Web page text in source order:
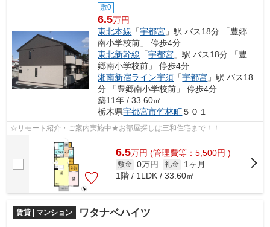
敷0
6.5万円
東北本線 「宇都宮 」駅 バス18分 「豊郷
南小学校前」 停歩4分
東北新幹線 「宇都宮 」駅 バス18分 「豊
郷南小学校前」 停歩4分
湘南新宿ライン宇須 「宇都宮 」駅 バス18
分 「豊郷南小学校前」 停歩4分
築11年 / 33.60㎡
栃木県宇都宮市竹林町５０１
☆リモート紹介・ご案内実施中★お部屋探しは三和住宅まで！！
6.5万円 (管理費等：5,500円 )
敷金 0万円 礼金
1ヶ月
1階 / 1LDK / 33.60㎡
賃貸 | マンション ワタナベハイツ